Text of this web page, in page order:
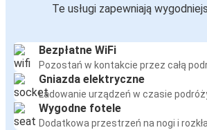
Te usługi zapewniają
Bezpłatne WiFi
Pozostań w kontakcie przez całą
Gniazda elektryczne
Ładowanie urządzeń w czasie
Wygodne fotele
Dodatkowa przestrzeń na nogi i